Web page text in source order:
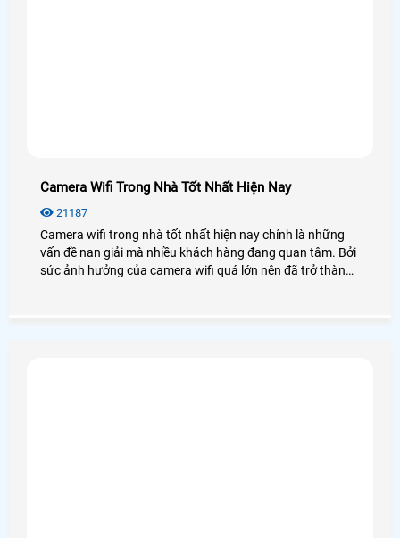
Camera Wifi Trong Nhà Tốt Nhất Hiện Nay
21187
Camera wifi trong nhà tốt nhất hiện nay chính là những
vấn đề nan giải mà nhiều khách hàng đang quan tâm. Bởi
sức ảnh hưởng của camera wifi quá lớn nên đã trở thành